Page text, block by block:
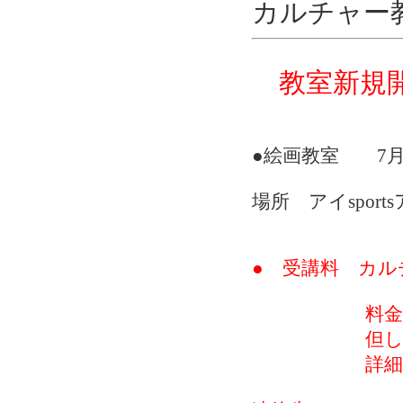
カルチャー
教室新
●絵画教室 7月
場所 アイsports
● 受講料 カル
料金 月極
但し、チケ
詳細は、事